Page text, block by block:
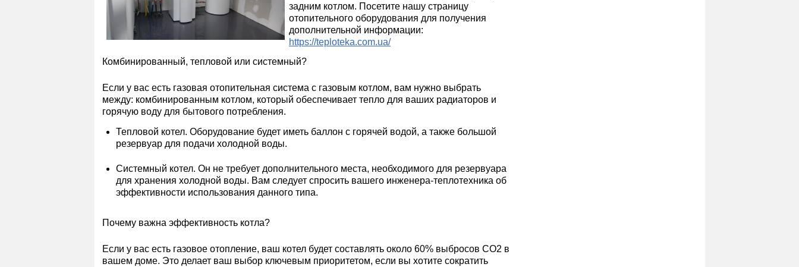
задним котлом. Посетите нашу страницу
отопительного оборудования для получения
дополнительной информации:
https://teploteka.com.ua/
Комбинированный, тепловой или системный?
Если у вас есть газовая отопительная система с газовым котлом, вам нужно выбрать
между: комбинированным котлом, который обеспечивает тепло для ваших радиаторов и
горячую воду для бытового потребления.
Тепловой котел. Оборудование будет иметь баллон с горячей водой, а также большой
резервуар для подачи холодной воды.
Системный котел. Он не требует дополнительного места, необходимого для резервуара
для хранения холодной воды. Вам следует спросить вашего инженера-теплотехника об
эффективности использования данного типа.
Почему важна эффективность котла?
Если у вас есть газовое отопление, ваш котел будет составлять около 60% выбросов CO2 в
вашем доме. Это делает ваш выбор ключевым приоритетом, если вы хотите сократить